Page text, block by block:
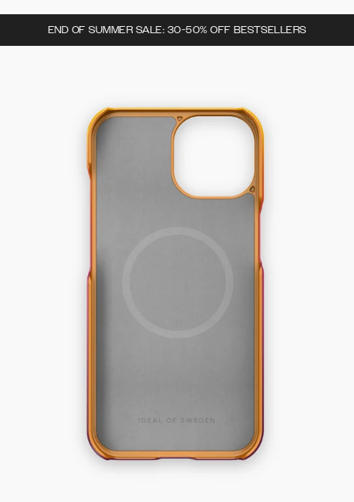
END OF SUMMER SALE: 30-50% OFF BESTSELLERS